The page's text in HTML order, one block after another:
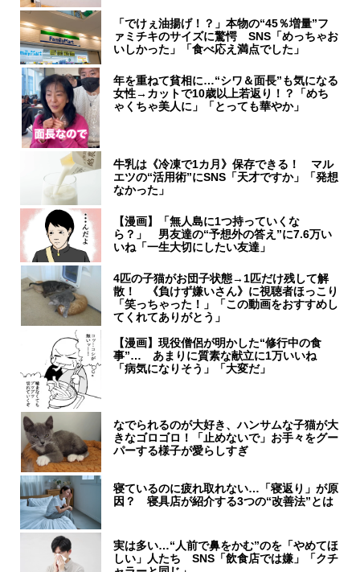
「でけぇ油揚げ！？」本物の“45％増量”フ
ァミチキのサイズに驚愕 SNS「めっちゃお
いしかった」「食べ応え満点でした」
年を重ねて貧相に…“シワ＆面長”も気になる
女性→カットで10歳以上若返り！？「めち
ゃくちゃ美人に」「とっても華やか」
牛乳は《冷凍で1カ月》保存できる！ マル
エツの“活用術”にSNS「天才ですか」「発想
なかった」
【漫画】「無人島に1つ持っていくな
ら？」 男友達の“予想外の答え”に7.6万い
いね「一生大切にしたい友達」
4匹の子猫がお団子状態→1匹だけ残して解
散！ 《負けず嫌いさん》に視聴者ほっこり
「笑っちゃった！」「この動画をおすすめし
てくれてありがとう」
【漫画】現役僧侶が明かした“修行中の食
事”… あまりに質素な献立に1万いいね
「病気になりそう」「大変だ」
なでられるのが大好き、ハンサムな子猫が大
きなゴロゴロ！「止めないで」お手々をグー
パーする様子が愛らしすぎ
寝ているのに疲れ取れない…「寝返り」が原
因？ 寝具店が紹介する3つの“改善法”とは
実は多い…“人前で鼻をかむ”のを「やめてほ
しい」人たち SNS「飲食店では嫌」「クチ